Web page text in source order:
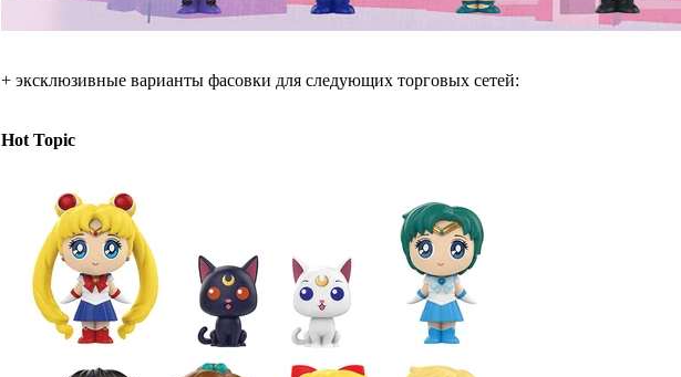
+ эксклюзивные варианты фасовки для следующих торговых сетей:
Hot Topic